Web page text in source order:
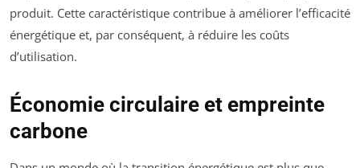
produit. Cette caractéristique contribue à améliorer l’efficacité
énergétique et, par conséquent, à réduire les coûts
d’utilisation.
Économie circulaire et empreinte
carbone